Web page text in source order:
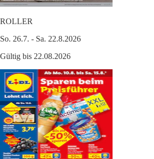
ROLLER
So. 26.7. - Sa. 22.8.2026
Gültig bis 22.08.2026